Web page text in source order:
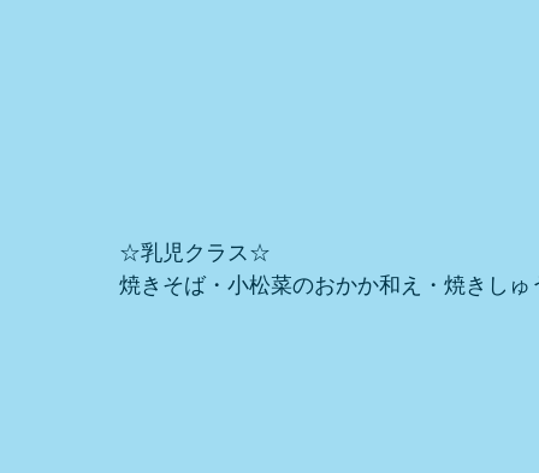
☆乳児クラス☆
焼きそば・小松菜のおかか和え・焼きしゅ